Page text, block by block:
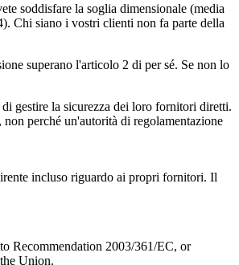
soddisfare la soglia dimensionale (media
Chi siano i vostri clienti non fa parte della
superano l'articolo 2 di per sé. Se non lo
gestire la sicurezza dei loro fornitori diretti.
perché un'autorità di regolamentazione
incluso riguardo ai propri fornitori. Il
Recommendation 2003/361/EC, or
Union.